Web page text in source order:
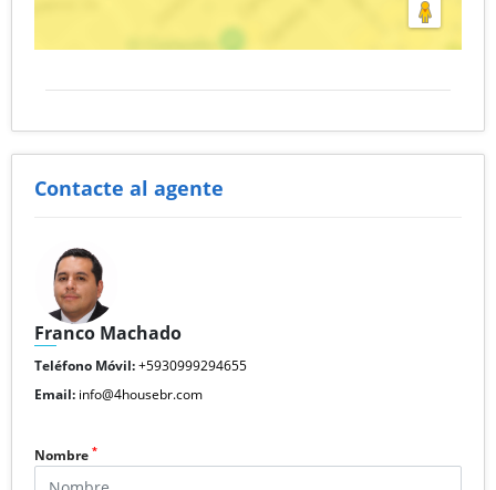
Contacte al agente
Franco Machado
Teléfono Móvil:+5930999294655
Email: info@4housebr.com
Nombre *